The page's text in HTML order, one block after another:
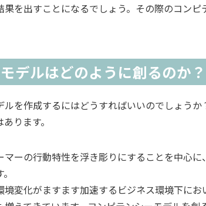
を出すことになるでしょう。その際のコン
デルはどのように創るのか？
を作成するにはどうすればいいのでしょう
ります。
マーの行動特性を浮き彫りにすることを中心
境変化がますます加速するビジネス環境下に